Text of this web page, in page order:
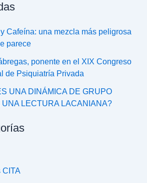
Cafeína: una mezcla más peligrosa
parece
ponente en el XIX Congreso
de Psiquiatría Privada
UNA DINÁMICA DE GRUPO
UNA LECTURA LACANIANA?
CITA